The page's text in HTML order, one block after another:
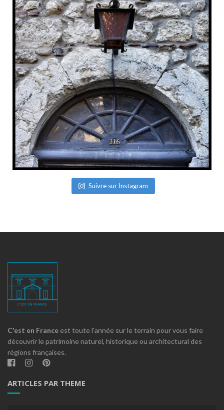
Suivre sur Instagram
C'est en France est toute l'année sur le terrain pour vous faire
découvrir le patrimoine naturel, historique ou architectural des
régions françaises.
ARTICLES PAR THEME